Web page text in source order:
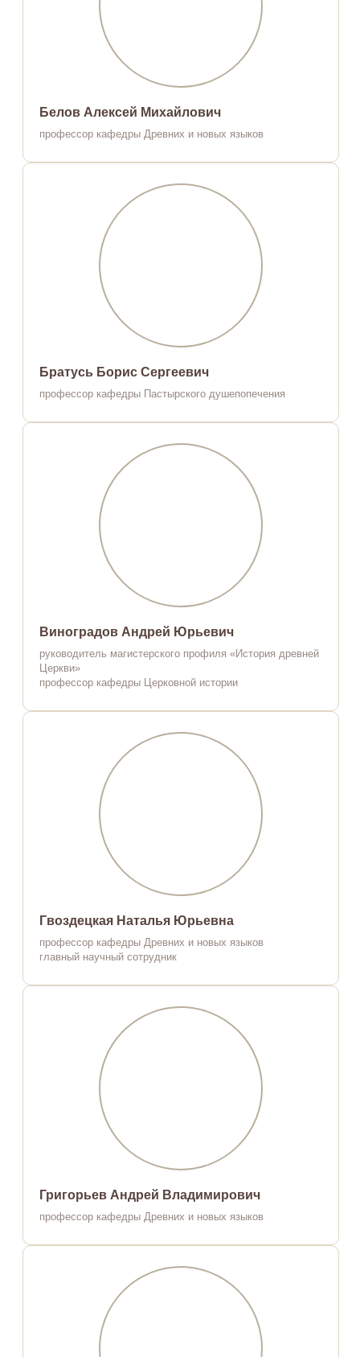
Белов Алексей Михайлович
профессор кафедры Древних и новых языков
Братусь Борис Сергеевич
профессор кафедры Пастырского душепопечения
Виноградов Андрей Юрьевич
руководитель магистерского профиля «История древней
Церкви»
профессор кафедры Церковной истории
Гвоздецкая Наталья Юрьевна
профессор кафедры Древних и новых языков
главный научный сотрудник
Григорьев Андрей Владимирович
профессор кафедры Древних и новых языков